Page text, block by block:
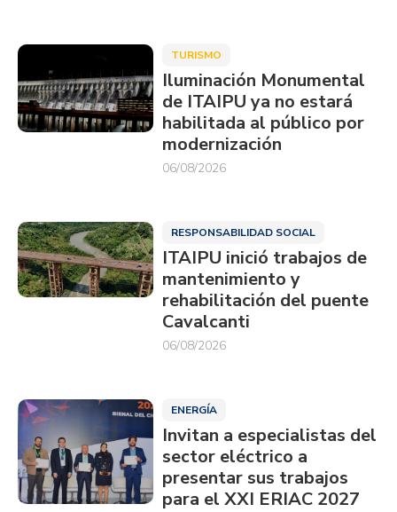
TURISMO
Iluminación Monumental
de ITAIPU ya no estará
habilitada al público por
modernización
06/08/2026
RESPONSABILIDAD SOCIAL
ITAIPU inició trabajos de
mantenimiento y
rehabilitación del puente
Cavalcanti
06/08/2026
ENERGÍA
Invitan a especialistas del
sector eléctrico a
presentar sus trabajos
para el XXI ERIAC 2027